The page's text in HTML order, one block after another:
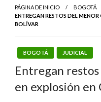
PÁGINA DE INICIO
BOGOTÁ
ENTREGAN RESTOS DEL
BOLÍVAR
BOGOTÁ JUDICIAL
Entregan
en explosión en